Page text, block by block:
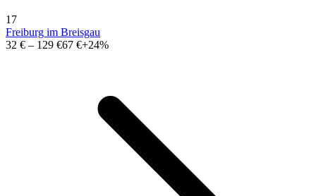
17
Freiburg im Breisgau
32 € – 129 €67 €+24%